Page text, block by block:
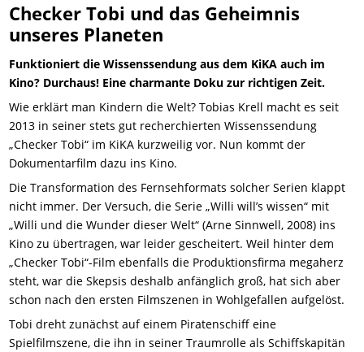
Checker Tobi und das Geheimnis
unseres Planeten
Funktioniert die Wissenssendung aus dem KiKA auch im
Kino? Durchaus! Eine charmante Doku zur richtigen Zeit.
Wie erklärt man Kindern die Welt? Tobias Krell macht es seit
2013 in seiner stets gut recherchierten Wissenssendung
„Checker Tobi“ im KiKA kurzweilig vor. Nun kommt der
Dokumentarfilm dazu ins Kino.
Die Transformation des Fernsehformats solcher Serien klappt
nicht immer. Der Versuch, die Serie „Willi will’s wissen“ mit
„Willi und die Wunder dieser Welt“ (Arne Sinnwell, 2008) ins
Kino zu übertragen, war leider gescheitert. Weil hinter dem
„Checker Tobi“-Film ebenfalls die Produktionsfirma megaherz
steht, war die Skepsis deshalb anfänglich groß, hat sich aber
schon nach den ersten Filmszenen in Wohlgefallen aufgelöst.
Tobi dreht zunächst auf einem Piratenschiff eine
Spielfilmszene, die ihn in seiner Traumrolle als Schiffskapitän